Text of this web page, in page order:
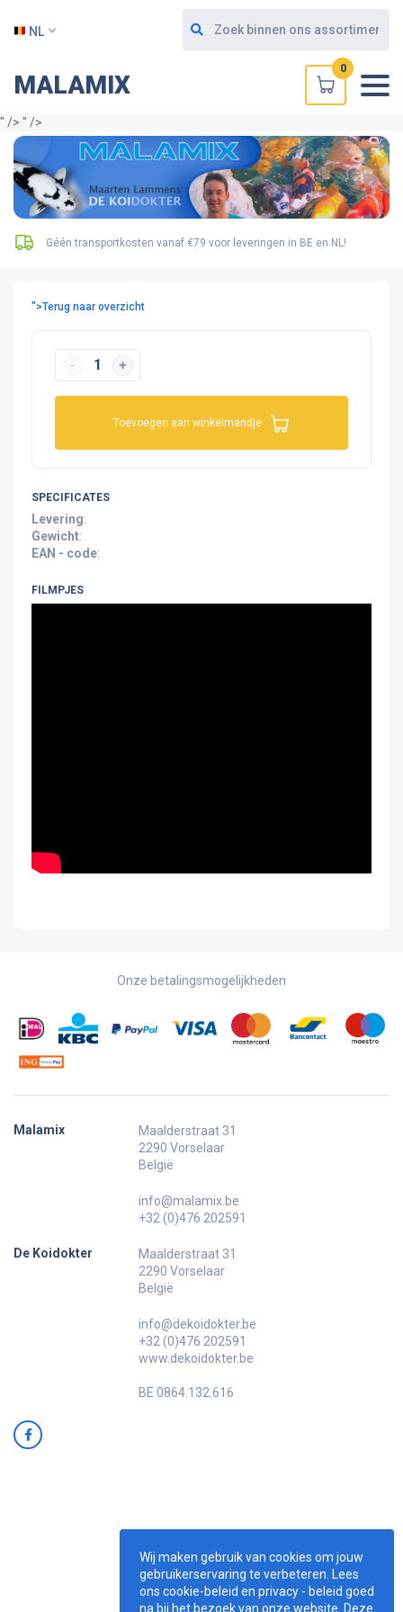
" /> " />
NL
MALAMIX
0
Géén transportkosten vanaf €79 voor leveringen in BE en NL!
">Terug naar overzicht
Toevoegen aan winkelmandje
SPECIFICATES
Levering:
Gewicht:
EAN - code:
FILMPJES
Onze betalingsmogelijkheden
Malamix
Maalderstraat 31
2290 Vorselaar
België
info@malamix.be
+32 (0)476 202591
De Koidokter
Maalderstraat 31
2290 Vorselaar
België
info@dekoidokter.be
+32 (0)476 202591
www.dekoidokter.be
BE 0864.132.616
Wij maken gebruik van cookies om jouw
gebruikerservaring te verbeteren. Lees
ons cookie-beleid en privacy - beleid goed
na bij het bezoek van onze website. Deze